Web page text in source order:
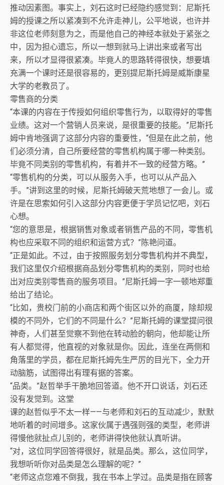
推动因素图。事实上，刘石这时已经隐约感觉到：尼斯托
姆的授课之所以紧凑到不允许走神儿，公平地说，也许并
非这位老师刻意为之，而是他自己的神经本就处于紧张之
中，因为担心遗忘，所以一想到就马上讲出来或者写出
来，所以才显得很紧凑。毕竟人的思路转得很快，想要填
充满一个课时还是很容易的，更别提尼斯托姆是威斯康星
大学的老教员了。
零售商的分类
“本课的内容在于传授如何组织零售行为，以取得好的零售
业绩。这对一个营销人员来说，是很重要的技能。”尼斯托
姆中肯地强调了这部分内容的重要性，“但是在此之前，他
们必须分清，自己所要经营的零售机构属于哪一种类别。
毕竟不同类别的零售机构，有着并不一致的经营方略。”
“零售机构的分类，可以从服务入手，也可以从产品入
手。”讲到这里的时候，尼斯托姆破天荒地想了一会儿。或
许是在思索如何引入这部分内容更便于学员记忆吧，刘石
心想。
“您的意思是，根据销售对象或者销售产品的不同，零售机
构也应采取不同的组织和运营方式？”陈艳问道。
“正是如此。不过，由于按照服务划分零售机构并不典型，
我们这里仅介绍根据商品划分零售机构的类别，同时也给
出对应类别零售商的服务项目。”尼斯托姆一字一顿地郑重
给出了结论。
“比如，贵校门前的小商店和两个街区以外的商厦，除却规
模的不同外，它们的不同是什么？”尼斯托姆的课堂提问很
神奇，人们甚至觉察不到他在转动脸的朝向，他却能让所
有人都觉得，他直视的对象就是你。因此，连坐在两侧和
角落里的学员，都在尼斯托姆先生严厉的目光下，全力开
动脑筋，试图得出有理有据的答案。
“品类。”赵哲举手干脆地回答道。他不开口说话，刘石还
没有发觉到。这堂
课的赵哲似乎不太一样——与老师和刘石的互动减少，默默
地听着的时间增多。这家伙属于遇强则强的类型，老师讲
得慢他就扯点儿别的，老师讲得快他就认真听讲。
“对，这位同学回答得很好，就是品类。那么，这位同学，
我想听听你对品类是怎么理解的呢？”
“老师这点您难不倒我，我在书本上学过。品类是指在顾客